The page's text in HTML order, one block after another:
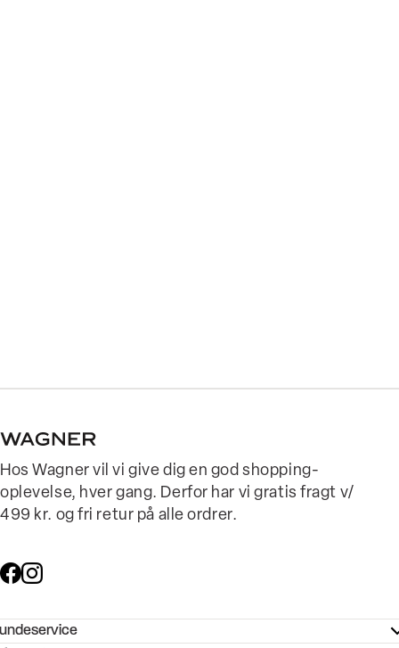
Hos Wagner vil vi give dig en god shopping-
oplevelse, hver gang. Derfor har vi gratis fragt v/
499 kr. og fri retur på alle ordrer.